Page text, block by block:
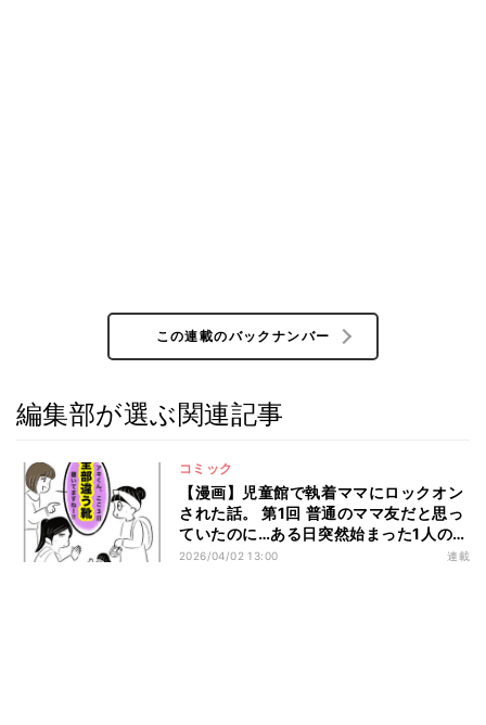
この連載のバックナンバー
編集部が選ぶ関連記事
コミック
【漫画】児童館で執着ママにロックオン
された話。 第1回 普通のママ友だと思っ
ていたのに…ある日突然始まった1人のマ
マ友の異常な執着。どうして私なの!?
2026/04/02 13:00 連載